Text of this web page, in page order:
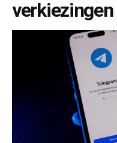
verkiezingen